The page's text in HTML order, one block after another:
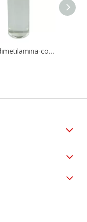
Poli (dimetilamina-co-epiclorohidrina-co-etilendiamina) CAS No.:25988-97-0 / 39660-17-8